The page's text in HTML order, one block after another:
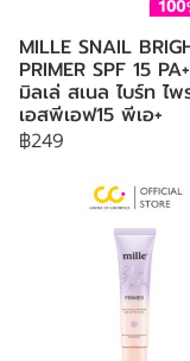
MILLE SNAIL
PRIMER SPF 15
มิลเล่ สเนล ไบร์ท ไพ
เอสพีเอฟ15 พีเอ+
฿249